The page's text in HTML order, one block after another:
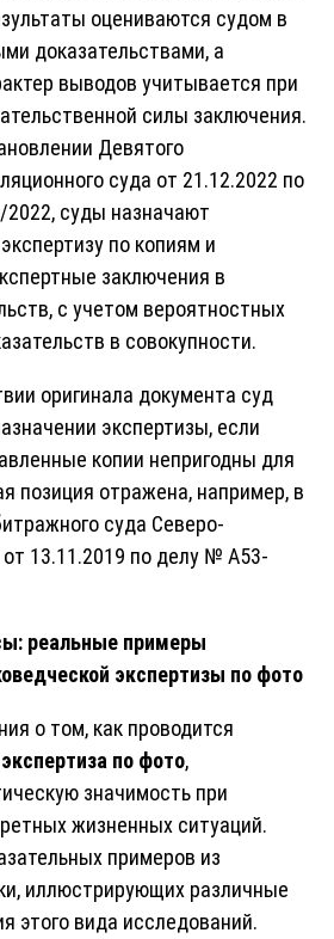
оцениваются судом в
доказательствами, а
выводов учитывается при
силы заключения.
Девятого
суда от 21.12.2022 по
суды назначают
по копиям и
заключения в
с учетом вероятностных
в совокупности.
оригинала документа суд
экспертизы, если
копии непригодны для
позиция отражена, например, в
суда Северо-
от 13.11.2019 по делу № А53-
реальные примеры
экспертизы по фото
о том, как проводится
по фото,
значимость при
жизненных ситуаций.
примеров из
иллюстрирующих различные
этого вида исследований.